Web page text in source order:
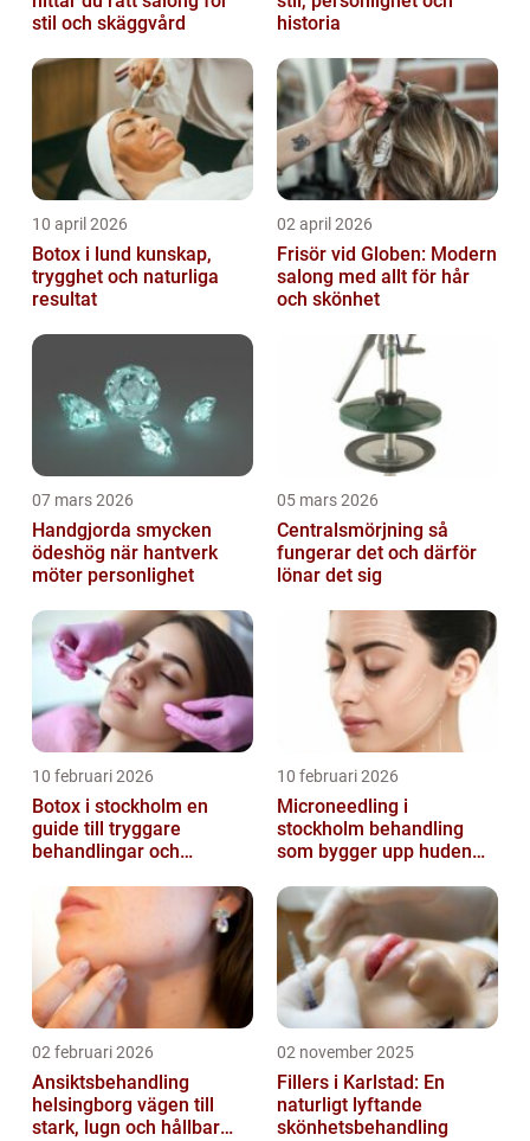
stil och skäggvård
historia
10 april 2026
Botox i lund kunskap,
trygghet och naturliga
resultat
02 april 2026
Frisör vid Globen: Modern
salong med allt för hår
och skönhet
07 mars 2026
Handgjorda smycken
ödeshög när hantverk
möter personlighet
05 mars 2026
Centralsmörjning så
fungerar det och därför
lönar det sig
10 februari 2026
Botox i stockholm en
guide till tryggare
behandlingar och
10 februari 2026
Microneedling i
stockholm behandling
som bygger upp huden
02 februari 2026
Ansiktsbehandling
helsingborg vägen till
stark, lugn och hållbar
02 november 2025
Fillers i Karlstad: En
naturligt lyftande
skönhetsbehandling